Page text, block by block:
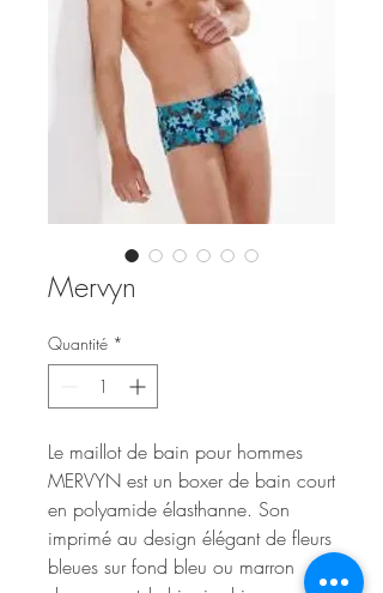
Mervyn
Quantité *
Le maillot de bain pour hommes
MERVYN est un boxer de bain court
en polyamide élasthanne. Son
imprimé au design élégant de fleurs
bleues sur fond bleu ou marron